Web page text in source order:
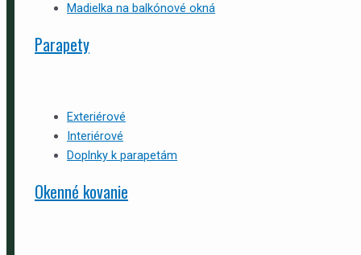
Madielka na balkónové okná
Parapety
Exteriérové
Interiérové
Doplnky k parapetám
Okenné kovanie